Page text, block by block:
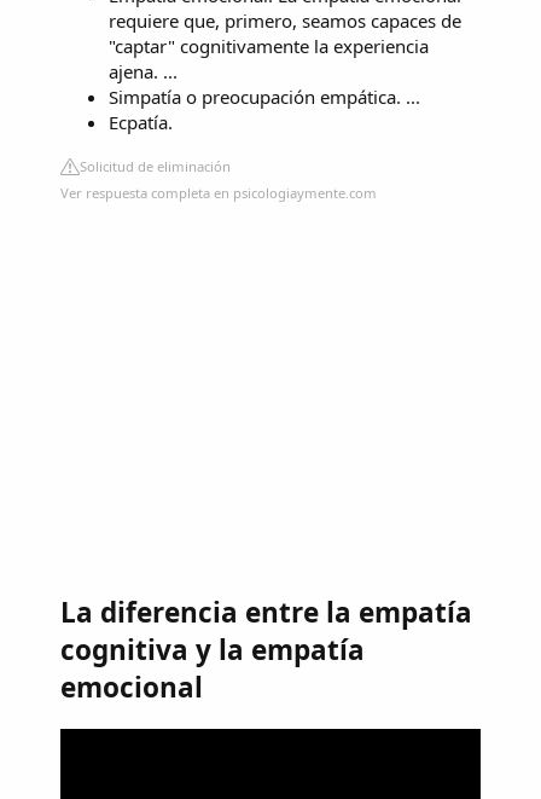
requiere que, primero, seamos capaces de
"captar" cognitivamente la experiencia
ajena. ...
Simpatía o preocupación empática. ...
Ecpatía.
Solicitud de eliminación
Ver respuesta completa en psicologiaymente.com
La diferencia entre la empatía
cognitiva y la empatía
emocional